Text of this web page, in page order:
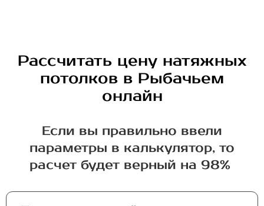
Рассчитать цену натяжных
потолков в Рыбачьем
онлайн
Если вы правильно ввели
параметры в калькулятор, то
расчет будет верный на 98%